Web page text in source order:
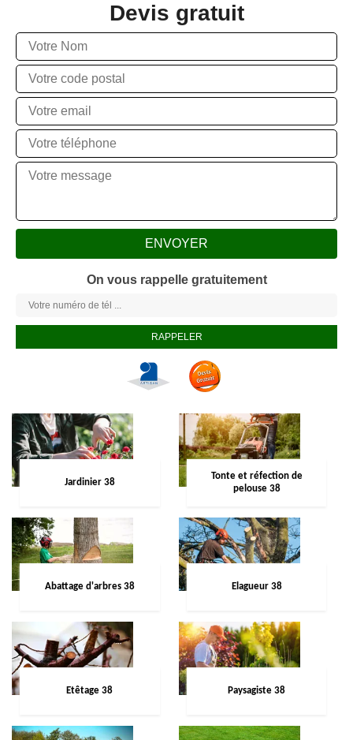
Devis gratuit
On vous rappelle gratuitement
Jardinier 38
Tonte et réfection de
pelouse 38
Abattage d'arbres 38 Elagueur 38
Etêtage 38 Paysagiste 38